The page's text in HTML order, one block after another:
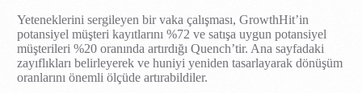
Yeteneklerini sergileyen bir vaka çalışması, GrowthHit’in
potansiyel müşteri kayıtlarını %72 ve satışa uygun potansiyel
müşterileri %20 oranında artırdığı Quench’tir. Ana sayfadaki
zayıflıkları belirleyerek ve huniyi yeniden tasarlayarak dönüşüm
oranlarını önemli ölçüde artırabildiler.